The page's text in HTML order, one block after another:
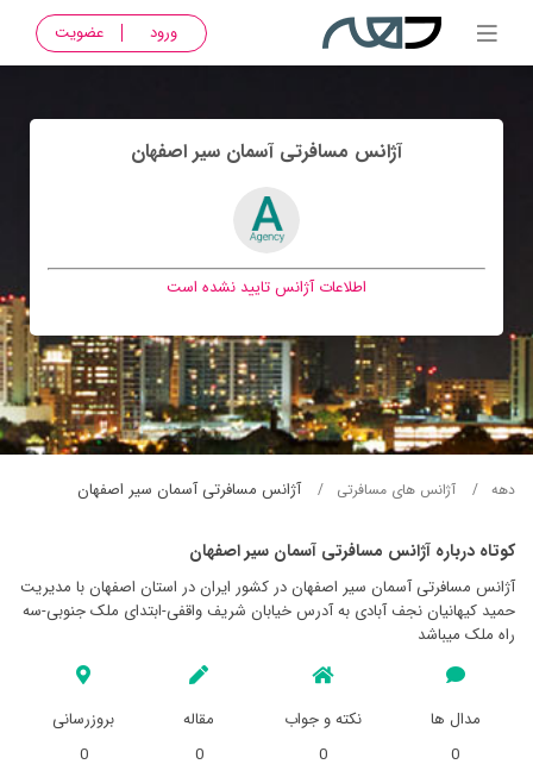
ورود عضویت
آژانس مسافرتی آسمان سير اصفهان
اطلاعات آژانس تایید نشده است
دهه آژانس های مسافرتی آژانس مسافرتی آسمان سير اصفهان
کوتاه درباره آژانس مسافرتی آسمان سير اصفهان
آژانس مسافرتی آسمان سير اصفهان در کشور ایران در استان اصفهان با مدیریت
حمید کیهانیان نجف آبادی به آدرس خیابان شریف واقفی-ابتدای ملک جنوبی-سه
راه ملک میباشد
مدال ها
0
نکته و جواب
0
مقاله
0
بروزرسانی
0